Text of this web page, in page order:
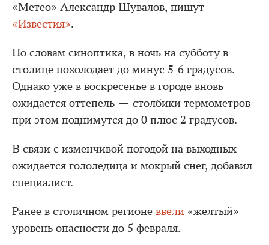
«Метео» Александр Шувалов, пишут
«Известия».
По словам синоптика, в ночь на субботу в
столице похолодает до минус 5-6 градусов.
Однако уже в воскресенье в городе вновь
ожидается оттепель — столбики термометров
при этом поднимутся до 0 плюс 2 градусов.
В связи с изменчивой погодой на выходных
ожидается гололедица и мокрый снег, добавил
специалист.
Ранее в столичном регионе ввели «желтый»
уровень опасности до 5 февраля.